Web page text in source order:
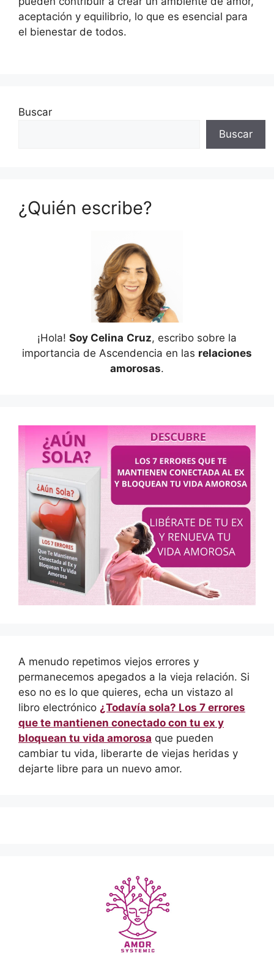
aceptación y equilibrio, lo que es esencial para
el bienestar de todos.
Buscar
Buscar
¿Quién escribe?
¡Hola! Soy Celina Cruz, escribo sobre la
importancia de Ascendencia en las relaciones
amorosas.
A menudo repetimos viejos errores y
permanecemos apegados a la vieja relación. Si
eso no es lo que quieres, echa un vistazo al
libro electrónico ¿Todavía sola? Los 7 errores
que te mantienen conectado con tu ex y
bloquean tu vida amorosa que pueden
cambiar tu vida, liberarte de viejas heridas y
dejarte libre para un nuevo amor.